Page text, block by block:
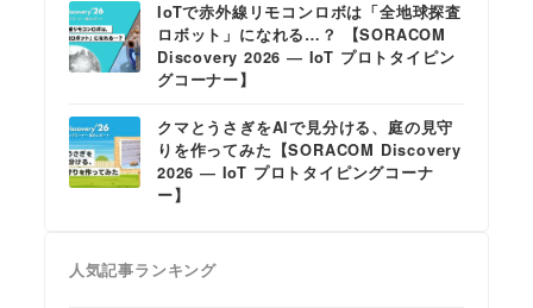
IoTで赤外線リモコンロボは「全地球探査
ロボット」になれる…？ 【SORACOM
Discovery 2026 ― IoT プロトタイピン
グコーナー】
クマとうさぎをAIで見分ける、庭の見守
りを作ってみた【SORACOM Discovery
2026 ― IoT プロトタイピングコーナ
ー】
人気記事ランキング